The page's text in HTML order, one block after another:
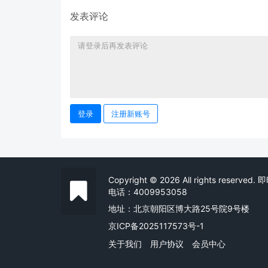
发表评论
登录 注册新账号
Copyright © 2026 All rights reserved. 即
电话：4009953058
地址：北京朝阳区博大路25号院9号楼
京ICP备2025117573号-1
关于我们
用户协议 会员中心